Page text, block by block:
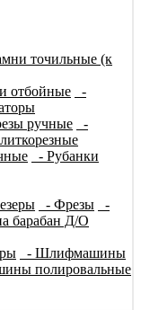
точильные (к
отбойные
-
ручные
-
- Рубанки
- Фрезы
-
барабан Д/О
- Шлифмашины
полировальные